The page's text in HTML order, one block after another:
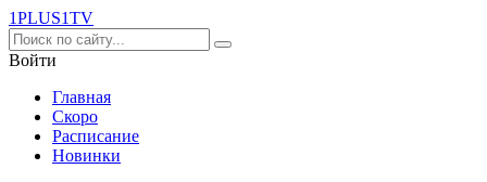
1PLUS1TV
Войти
Главная
Скоро
Расписание
Новинки